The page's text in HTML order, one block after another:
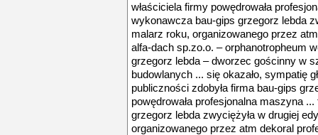
właściciela firmy powędrowała
wykonawcza bau-gips grzegorz lebda
malarz roku, organizowanego przez
alfa-dach sp.zo.o. – orphanotropheum
grzegorz lebda – dworzec gościnny w
budowlanych ... się okazało, sympatię
publiczności zdobyła firma bau-gips
powędrowała profesjonalna maszyna
grzegorz lebda zwyciężyła w drugiej
organizowanego przez atm dekoral